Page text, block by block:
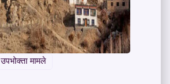
उपभोक्ता मामले